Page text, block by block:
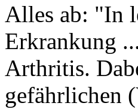
Alles ab: "In
Erkrankung
Arthritis.
gefährlichen